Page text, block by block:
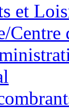
et
Centre